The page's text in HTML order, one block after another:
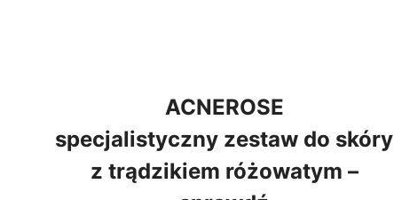
ACNEROSE
specjalistyczny zestaw do skóry
z trądzikiem różowatym –